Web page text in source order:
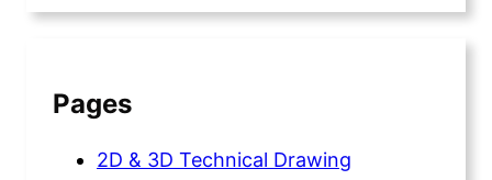
Pages
2D & 3D Technical Drawing